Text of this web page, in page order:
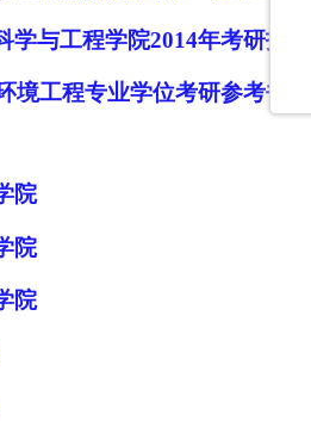
学与工程学院2014年考研招
境工程专业学位考研参考书
院
院
院